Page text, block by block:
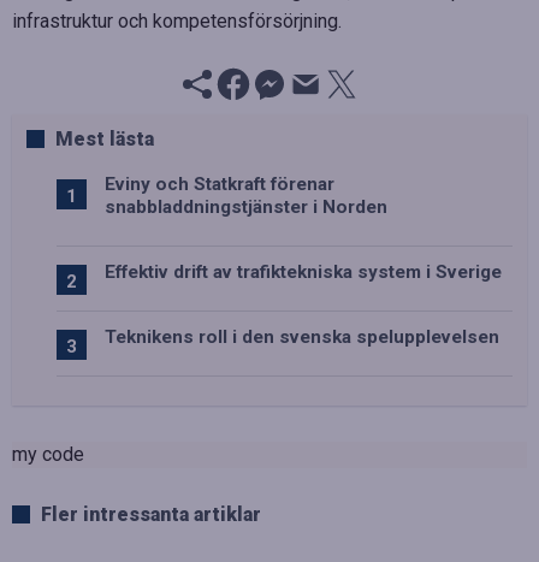
infrastruktur och kompetensförsörjning.
Mest lästa
Eviny och Statkraft förenar
snabbladdningstjänster i Norden
Effektiv drift av trafiktekniska system i Sverige
Teknikens roll i den svenska spelupplevelsen
my code
Fler intressanta artiklar